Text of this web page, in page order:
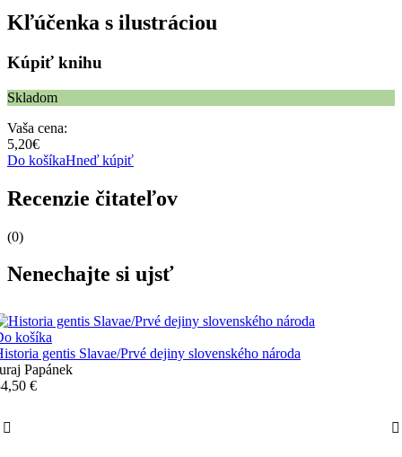
Kľúčenka s ilustráciou
Kúpiť knihu
Skladom
Vaša cena:
5,20€
Do košíkaHneď kúpiť
Recenzie čitateľov
(0)
Nenechajte si ujsť
košíka
gentis Slavae/Prvé dejiny slovenského národa
Papánek
€